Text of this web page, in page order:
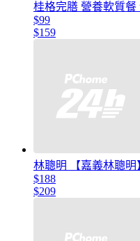
桂格完膳 營養軟質餐
$99
$159
林聰明 【嘉義林聰明
$188
$209